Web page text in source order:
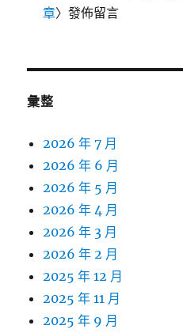
章〉發佈留言
彙整
2026 年 7 月
2026 年 6 月
2026 年 5 月
2026 年 4 月
2026 年 3 月
2026 年 2 月
2025 年 12 月
2025 年 11 月
2025 年 9 月